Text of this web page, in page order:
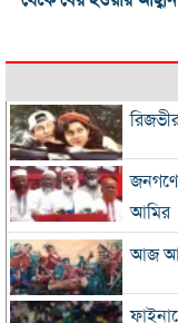
আমির
আজ